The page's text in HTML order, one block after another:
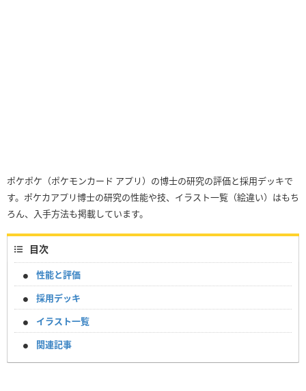
ポケポケ（ポケモンカード アプリ）の博士の研究の評価と採用デッキで
す。ポケカアプリ博士の研究の性能や技、イラスト一覧（絵違い）はもち
ろん、入手方法も掲載しています。
目次
性能と評価
採用デッキ
イラスト一覧
関連記事